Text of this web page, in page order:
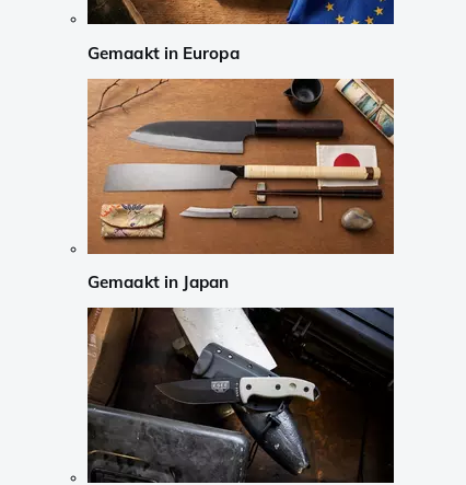
Gemaakt in Europa
Gemaakt in Japan